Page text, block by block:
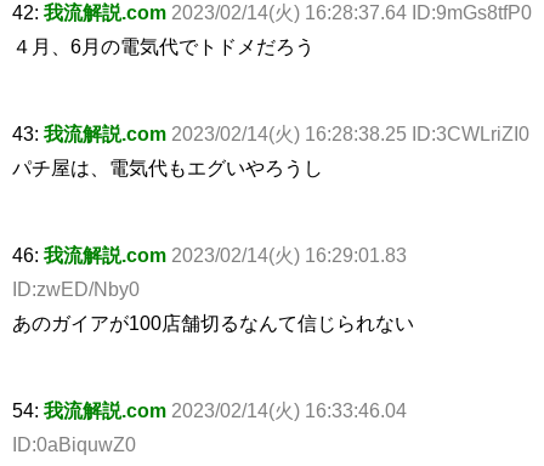
42: 我流解説.com 2023/02/14(火) 16:28:37.64 ID:9mGs8tfP0
４月、6月の電気代でトドメだろう
43: 我流解説.com 2023/02/14(火) 16:28:38.25 ID:3CWLriZI0
パチ屋は、電気代もエグいやろうし
46: 我流解説.com 2023/02/14(火) 16:29:01.83
ID:zwED/Nby0
あのガイアが100店舗切るなんて信じられない
54: 我流解説.com 2023/02/14(火) 16:33:46.04
ID:0aBiquwZ0